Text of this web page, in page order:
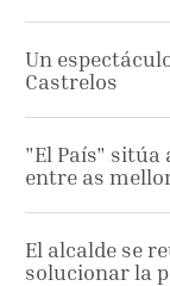
Un
Castrelos
"El País" sitúa
entre as
El alcalde se
solucionar la